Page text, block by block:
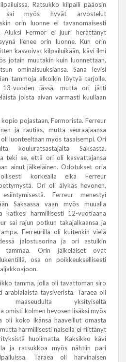
Ratsukko kilpaili pääosin
sai myös hyvät arvostelut
orin luonne ei tavanomaisesti
Aluksi Fermor ei juuri herättänyt
lienee orin luonne. Kun orin
kasvoivat kilpailuikään, kävi ilmi
jotain muutakin kuin luonnettaan,
ominaisuuksiansa. Sana levisi
tammoja alkoikin löytyä tarjolle.
13-vuoden iässä, mutta ori jätti
joista aivan varmasti kuullaan
pojastaan, Fermorista. Ferreur
ja rautias, mutta seuraajaansa
luonteeltaan myös tasaisempi. Ori
kouluratsastajalta Saksasta.
teki se, että ori oli kasvattajansa
ainut jälkeläinen. Odotukset oria
korkealla eikä Ferreur
Ori oli älykäs hevonen,
Ferreur menestyi
Saksassa vaan myös muualla
katkesi harmillisesti 12-vuotiaana
sai rajun potkun takajalkaansa ja
Ferreurilla oli kuitenkin vielä
jalostusorina ja ori astuikin
tammaa. Orin jälkeläiset ovat
osa on poikkeuksellisesti
tamma, jolla oli tavattoman siro
arabialaista täysiveristä. Taraea oli
yksityiseltä
omisti kolmen hevosen lisäksi myös
oli koko ikänsä haaveillut omasta
harmillisesti naisella ei riittänyt
huolimatta. Kaksikko kävi
ja ratsukkoa myös nähtiin pari
Taraea oli harvinaisen